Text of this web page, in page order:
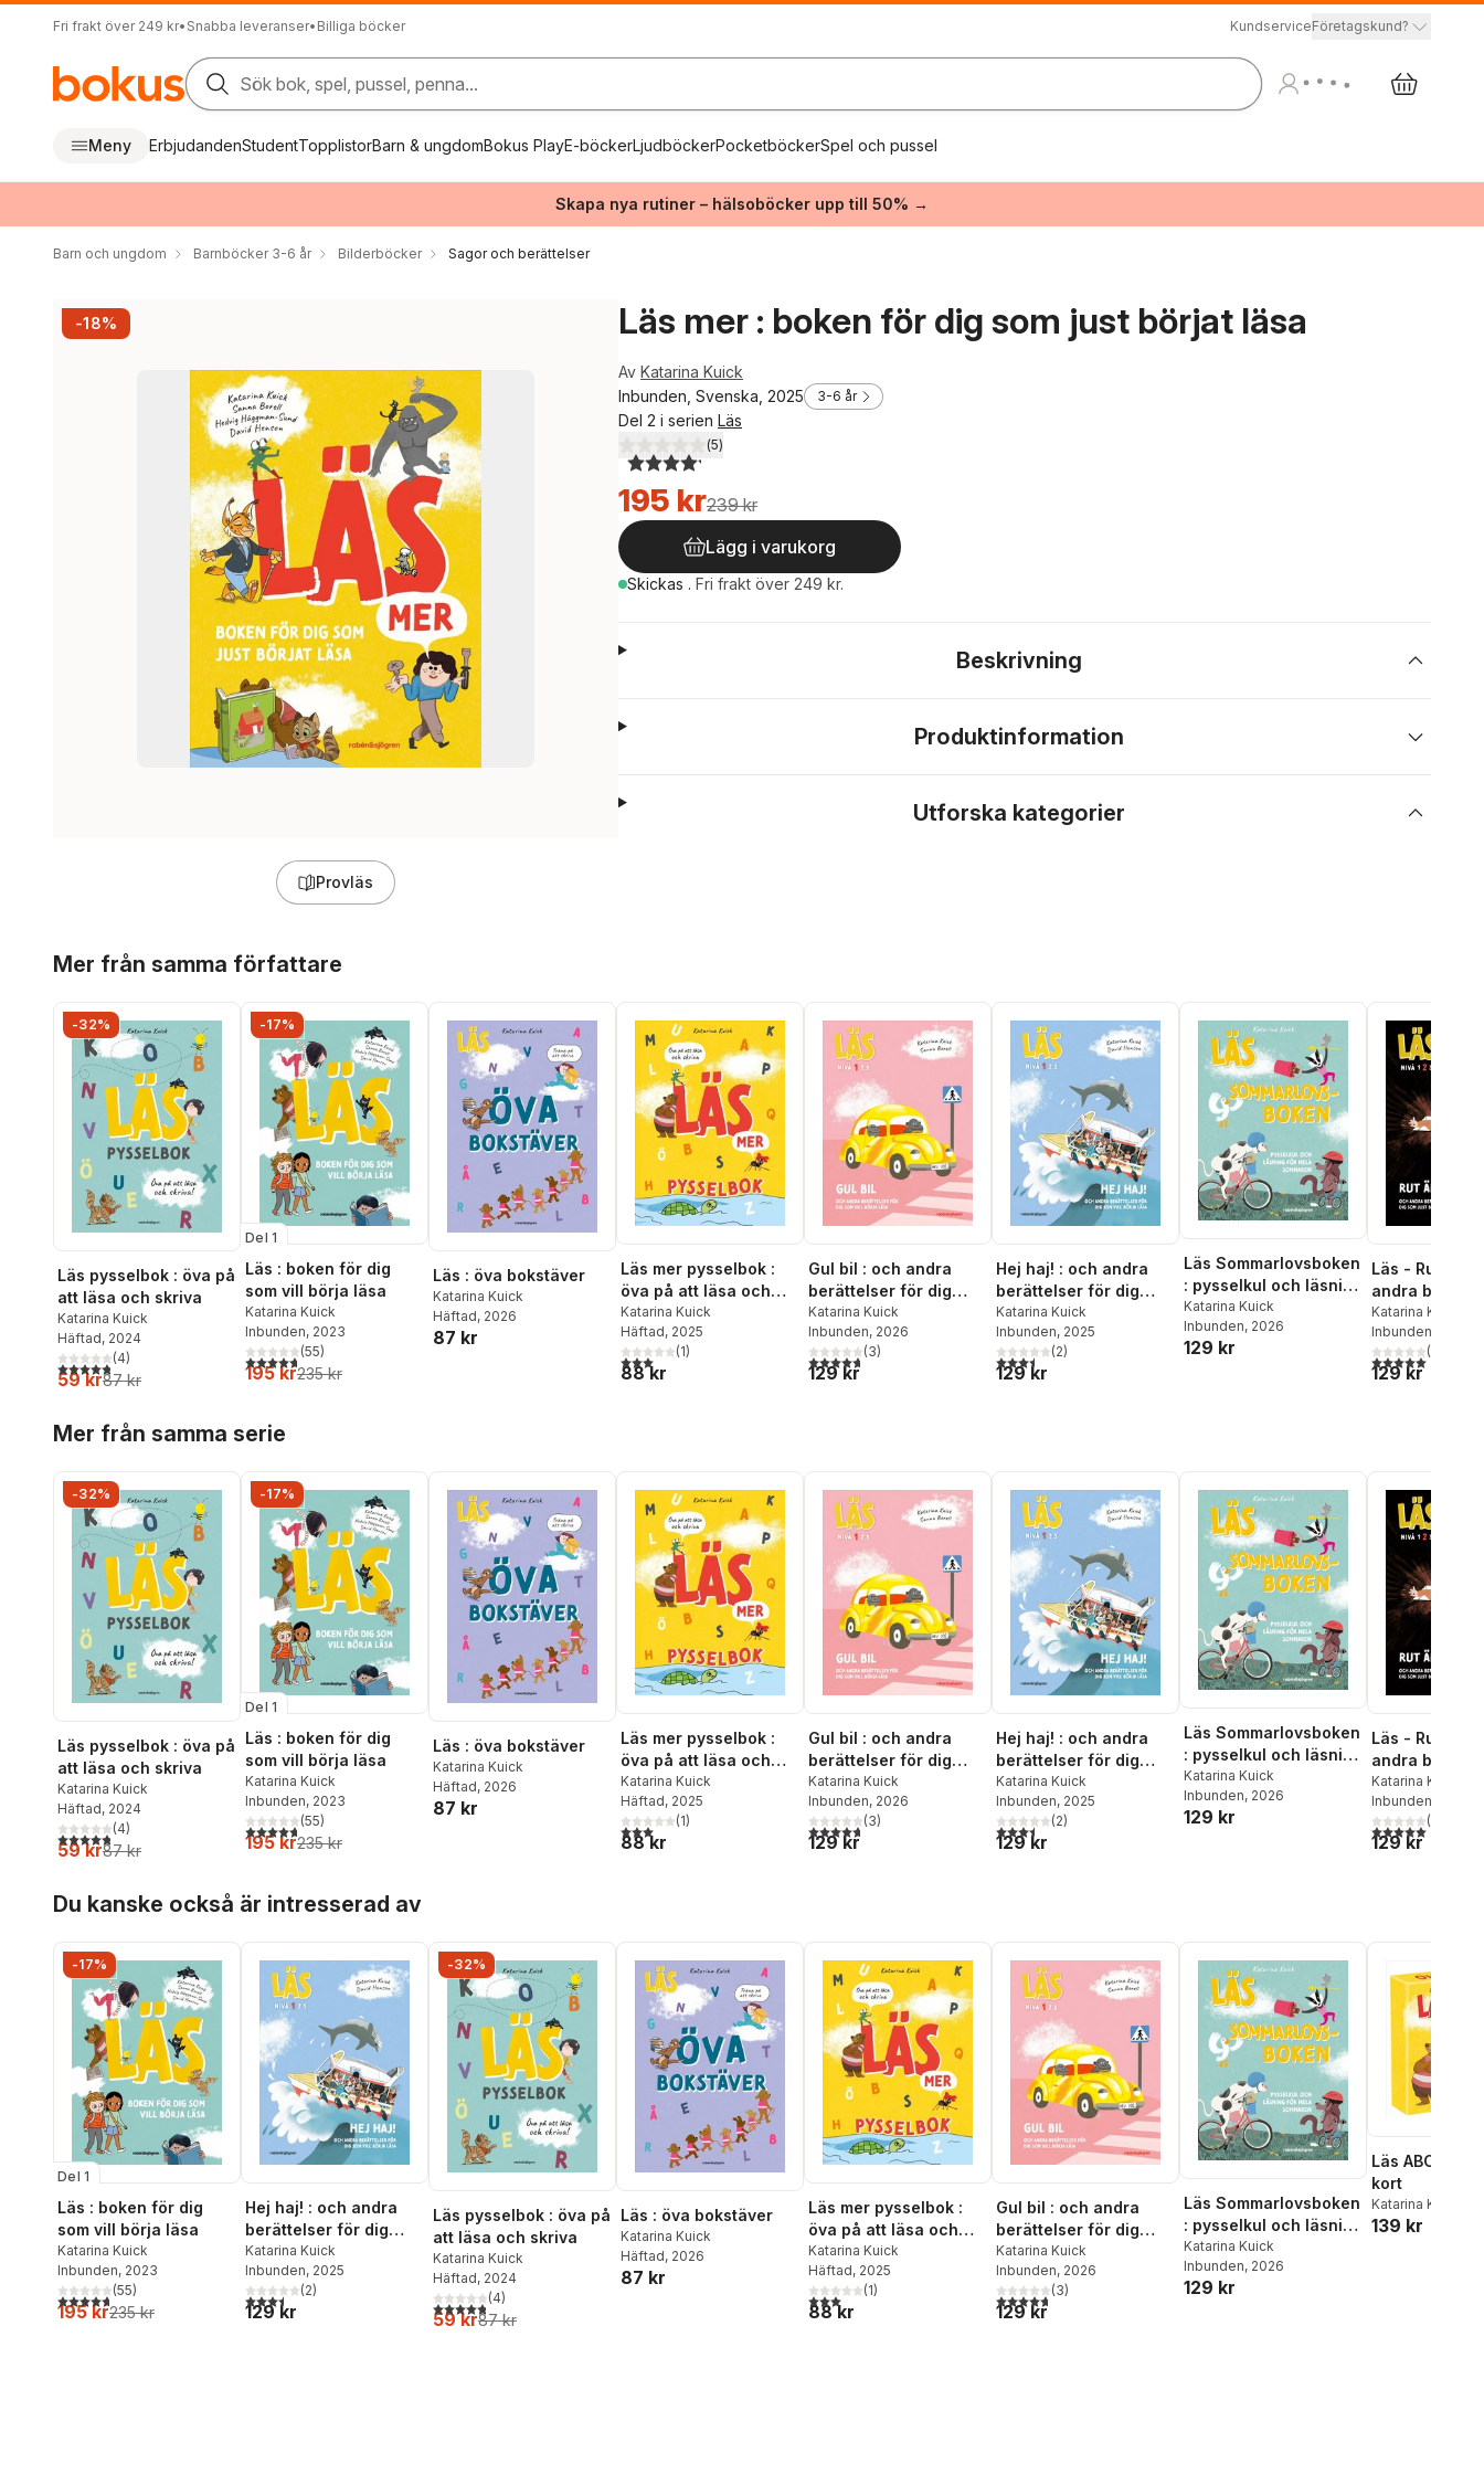
Fri frakt över 249 kr• Snabba leveranser• Billiga böcker KundserviceFöretagskund?
Sök bok, spel, pussel, penna...
Meny ErbjudandenStudentTopplistorBarn & ungdomBokus PlayE-böckerLjudböckerPocketböckerSpel och pussel
Skapa nya rutiner – hälsoböcker upp till 50% →
Barn och ungdom Barnböcker 3-6 år Bilderböcker Sagor och berättelser
-18%
Provläs
Läs mer : boken för dig som just börjat läsa
Av Katarina Kuick
Inbunden, Svenska, 2025
3-6 år
Del 2 i serien Läs
4,2utav 5 stjärnor. Totalt antal röster:
(5)
195 kr239 kr
Lägg i varukorg
Skickas . Fri frakt över 249 kr.
Beskrivning
Produktinformation
Utforska kategorier
Mer från samma författare
-32%
Läs pysselbok : öva på
att läsa och skriva
Katarina Kuick
Häftad, 2024
4,8utav 5 stjärnor. Totalt antal röster:
(4)
59 kr87 kr
-17%
Del 1
Läs : boken för dig
som vill börja läsa
Katarina Kuick
Inbunden, 2023
4,7utav 5 stjärnor. Totalt antal röster:
(55)
195 kr235 kr
Läs : öva bokstäver
Katarina Kuick
Häftad, 2026
87 kr
Läs mer pysselbok :
öva på att läsa och
skriva
Katarina Kuick
Häftad, 2025
3,0utav 5 stjärnor. Totalt antal röster:
(1)
88 kr
Gul bil : och andra
berättelser för dig
som vill börja läsa -
Läs-nivå 1
Katarina Kuick
Inbunden, 2026
4,7utav 5 stjärnor. Totalt antal röster:
(3)
129 kr
Hej haj! : och andra
berättelser för dig
som vill börja läsa,
Läs-nivå 1
Katarina Kuick
Inbunden, 2025
3,5utav 5 stjärnor. Totalt antal röster:
(2)
129 kr
Läs Sommarlovsboken
: pysselkul och läsning
för hela sommaren
Katarina Kuick
Inbunden, 2026
129 kr
Läs - Rut är
andra
dig som just
läsa - Läs-
Katarina Kuick
Inbunden
5,0utav 5(
129 kr
Mer från samma serie
-32%
Läs pysselbok : öva på
att läsa och skriva
Katarina Kuick
Häftad, 2024
4,8utav 5 stjärnor. Totalt antal röster:
(4)
59 kr87 kr
-17%
Del 1
Läs : boken för dig
som vill börja läsa
Katarina Kuick
Inbunden, 2023
4,7utav 5 stjärnor. Totalt antal röster:
(55)
195 kr235 kr
Läs : öva bokstäver
Katarina Kuick
Häftad, 2026
87 kr
Läs mer pysselbok :
öva på att läsa och
skriva
Katarina Kuick
Häftad, 2025
3,0utav 5 stjärnor. Totalt antal röster:
(1)
88 kr
Gul bil : och andra
berättelser för dig
som vill börja läsa -
Läs-nivå 1
Katarina Kuick
Inbunden, 2026
4,7utav 5 stjärnor. Totalt antal röster:
(3)
129 kr
Hej haj! : och andra
berättelser för dig
som vill börja läsa,
Läs-nivå 1
Katarina Kuick
Inbunden, 2025
3,5utav 5 stjärnor. Totalt antal röster:
(2)
129 kr
Läs Sommarlovsboken
: pysselkul och läsning
för hela sommaren
Katarina Kuick
Inbunden, 2026
129 kr
Läs - Rut är
andra
dig som just
läsa - Läs-
Katarina Kuick
Inbunden
5,0utav 5(
129 kr
Du kanske också är intresserad av
-17%
Del 1
Läs : boken för dig
som vill börja läsa
Katarina Kuick
Inbunden, 2023
4,7utav 5 stjärnor. Totalt antal röster:
(55)
195 kr235 kr
Hej haj! : och andra
berättelser för dig
som vill börja läsa,
Läs-nivå 1
Katarina Kuick
Inbunden, 2025
3,5utav 5 stjärnor. Totalt antal röster:
(2)
129 kr
-32%
Läs pysselbok : öva på
att läsa och skriva
Katarina Kuick
Häftad, 2024
4,8utav 5 stjärnor. Totalt antal röster:
(4)
59 kr87 kr
Läs : öva bokstäver
Katarina Kuick
Häftad, 2026
87 kr
Läs mer pysselbok :
öva på att läsa och
skriva
Katarina Kuick
Häftad, 2025
3,0utav 5 stjärnor. Totalt antal röster:
(1)
88 kr
Gul bil : och andra
berättelser för dig
som vill börja läsa -
Läs-nivå 1
Katarina Kuick
Inbunden, 2026
4,7utav 5 stjärnor. Totalt antal röster:
(3)
129 kr
Läs Sommarlovsboken
: pysselkul och läsning
för hela sommaren
Katarina Kuick
Inbunden, 2026
129 kr
Läs ABC-
kort
Katarina Kuick
139 kr